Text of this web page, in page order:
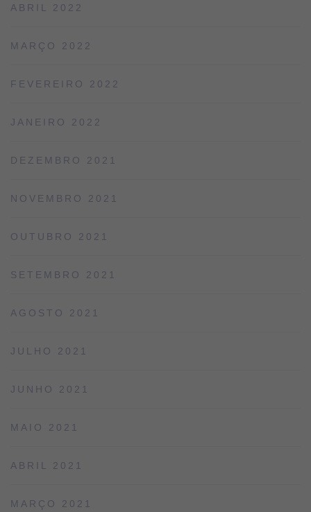
ABRIL 2022
MARÇO 2022
FEVEREIRO 2022
JANEIRO 2022
DEZEMBRO 2021
NOVEMBRO 2021
OUTUBRO 2021
SETEMBRO 2021
AGOSTO 2021
JULHO 2021
JUNHO 2021
MAIO 2021
ABRIL 2021
MARÇO 2021